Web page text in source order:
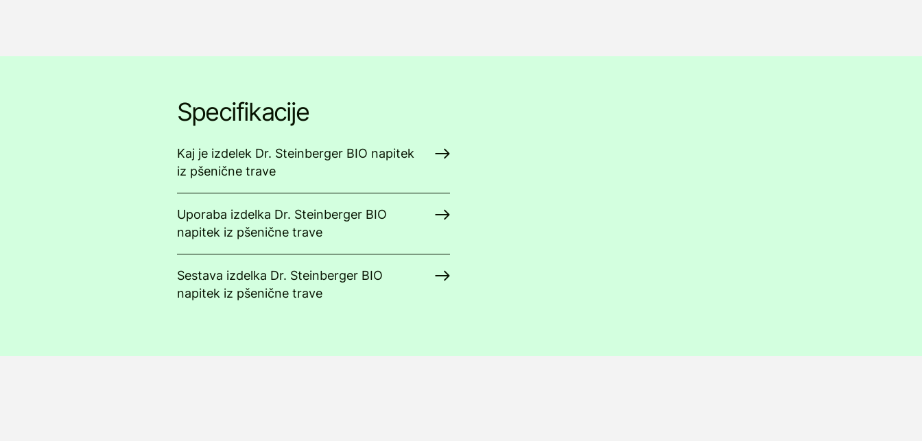
Specifikacije
Kaj je izdelek Dr. Steinberger BIO napitek
iz pšenične trave
Uporaba izdelka Dr. Steinberger BIO
napitek iz pšenične trave
Sestava izdelka Dr. Steinberger BIO
napitek iz pšenične trave